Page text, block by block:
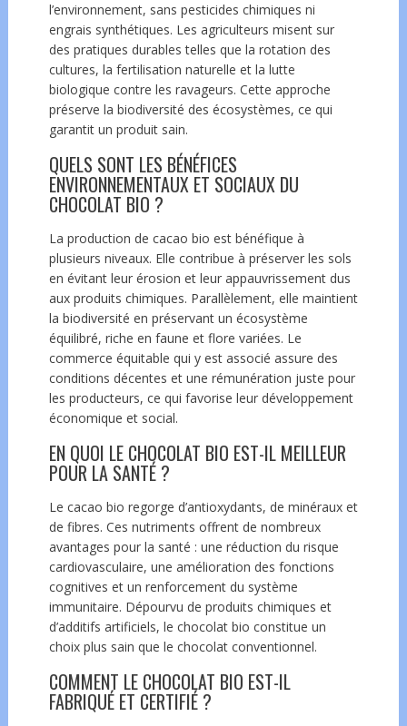
l’environnement, sans pesticides chimiques ni
engrais synthétiques. Les agriculteurs misent sur
des pratiques durables telles que la rotation des
cultures, la fertilisation naturelle et la lutte
biologique contre les ravageurs. Cette approche
préserve la biodiversité des écosystèmes, ce qui
garantit un produit sain.
QUELS SONT LES BÉNÉFICES
ENVIRONNEMENTAUX ET SOCIAUX DU
CHOCOLAT BIO ?
La production de cacao bio est bénéfique à
plusieurs niveaux. Elle contribue à préserver les sols
en évitant leur érosion et leur appauvrissement dus
aux produits chimiques. Parallèlement, elle maintient
la biodiversité en préservant un écosystème
équilibré, riche en faune et flore variées. Le
commerce équitable qui y est associé assure des
conditions décentes et une rémunération juste pour
les producteurs, ce qui favorise leur développement
économique et social.
EN QUOI LE CHOCOLAT BIO EST-IL MEILLEUR
POUR LA SANTÉ ?
Le cacao bio regorge d’antioxydants, de minéraux et
de fibres. Ces nutriments offrent de nombreux
avantages pour la santé : une réduction du risque
cardiovasculaire, une amélioration des fonctions
cognitives et un renforcement du système
immunitaire. Dépourvu de produits chimiques et
d’additifs artificiels, le chocolat bio constitue un
choix plus sain que le chocolat conventionnel.
COMMENT LE CHOCOLAT BIO EST-IL
FABRIQUÉ ET CERTIFIÉ ?